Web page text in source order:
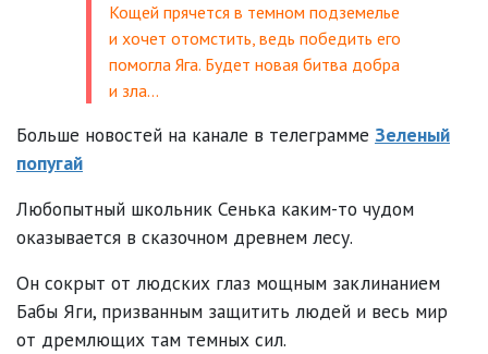
Кощей прячется в темном подземелье
и хочет отомстить, ведь победить его
помогла Яга. Будет новая битва добра
и зла…
Больше новостей на канале в телеграмме Зеленый
попугай
Любопытный школьник Сенька каким-то чудом
оказывается в сказочном древнем лесу.
Он сокрыт от людских глаз мощным заклинанием
Бабы Яги, призванным защитить людей и весь мир
от дремлющих там темных сил.